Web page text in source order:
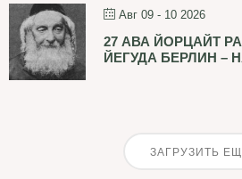
Авг 09 - 10 2026
27 АВА ЙОРЦАЙТ
ЙЕГУДА БЕРЛИН –
ЗАГРУЗИТЬ